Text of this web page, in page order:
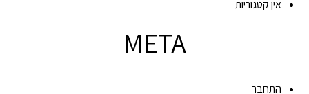
אין קטגוריות
META
התחבר